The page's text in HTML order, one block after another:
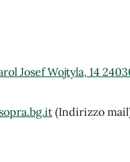
Josef Wojtyla, 14
(Indirizzo